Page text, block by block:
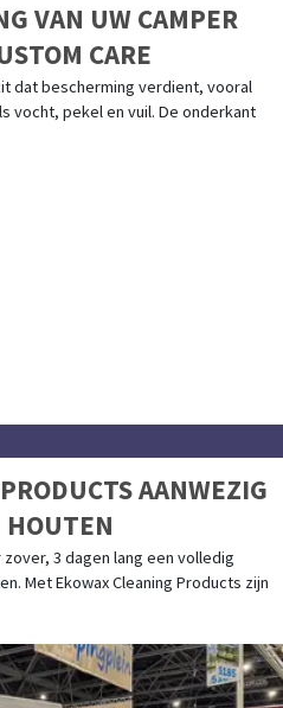
VAN UW CAMPER
CARE
dat bescherming verdient, vooral
vocht, pekel en vuil. De onderkant
AANWEZIG
HOUTEN
3 dagen lang een volledig
Met Ekowax Cleaning Products zijn